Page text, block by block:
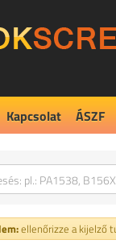
Kapcsolat ÁSZF
ellenőrizze a kijelző